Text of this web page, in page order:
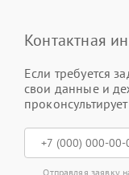
Контактная
Если требуется
свои данные и
Отправляя заявку